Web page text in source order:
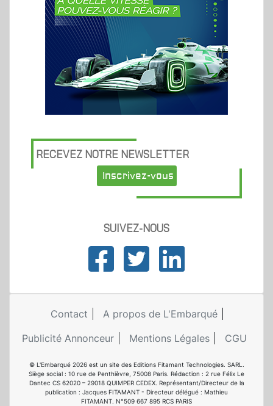
RECEVEZ NOTRE NEWSLETTER
Inscrivez-vous
SUIVEZ-NOUS
Contact
A propos de L'Embarqué
Publicité Annonceur
Mentions Légales CGU
© L'Embarqué 2026 est un site des Editions Fitamant Technologies. SARL.
Siège social : 10 rue de Penthièvre, 75008 Paris. Rédaction : 2 rue Félix Le
Dantec CS 62020 – 29018 QUIMPER CEDEX. Représentant/Directeur de la
publication : Jacques FITAMANT - Directeur délégué : Mathieu
FITAMANT. N°509 667 895 RCS PARIS